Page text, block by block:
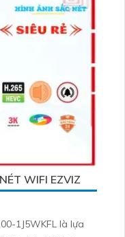
WIFI EZVIZ
1J5WKFL là lựa